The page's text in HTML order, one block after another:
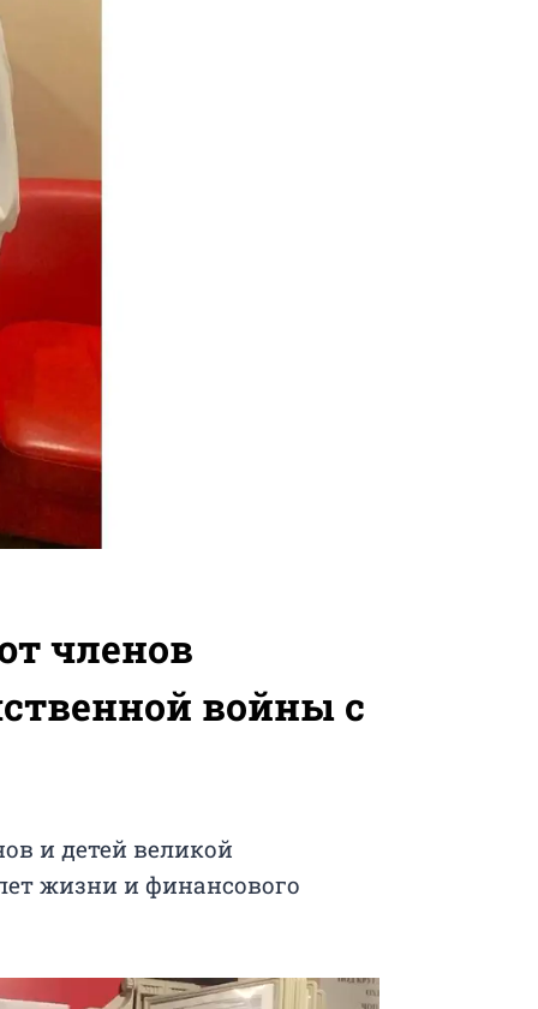
членов
войны с
и детей великой
жизни и финансового